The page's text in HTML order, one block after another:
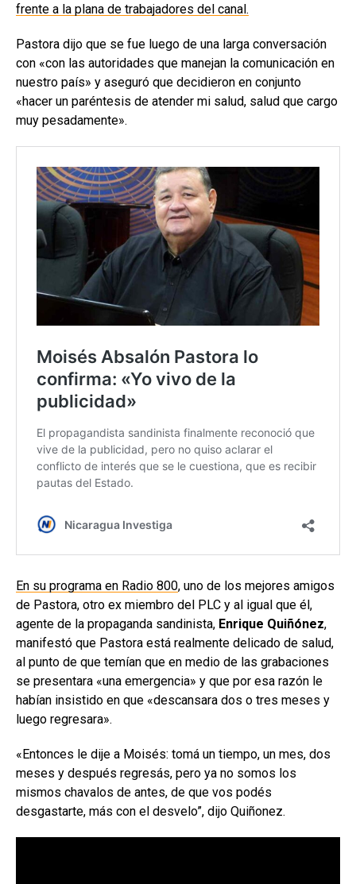
frente a la plana de trabajadores del canal.
Pastora dijo que se fue luego de una larga conversación
con «con las autoridades que manejan la comunicación en
nuestro país» y aseguró que decidieron en conjunto
«hacer un paréntesis de atender mi salud, salud que cargo
muy pesadamente».
En su programa en Radio 800, uno de los mejores amigos
de Pastora, otro ex miembro del PLC y al igual que él,
agente de la propaganda sandinista, Enrique Quiñónez,
manifestó que Pastora está realmente delicado de salud,
al punto de que temían que en medio de las grabaciones
se presentara «una emergencia» y que por esa razón le
habían insistido en que «descansara dos o tres meses y
luego regresara».
«Entonces le dije a Moisés: tomá un tiempo, un mes, dos
meses y después regresás, pero ya no somos los
mismos chavalos de antes, de que vos podés
desgastarte, más con el desvelo”, dijo Quiñonez.